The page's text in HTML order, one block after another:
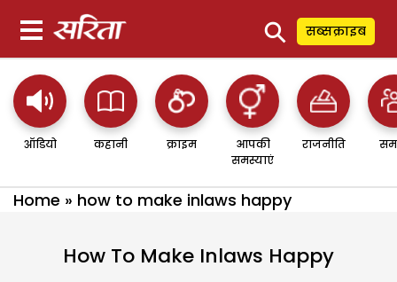
⚲ सब्सक्राइब
ऑडियो कहानी क्राइम
आपकी
समस्याएं
राजनीति
Home » how to make inlaws happy
How To Make Inlaws Happy